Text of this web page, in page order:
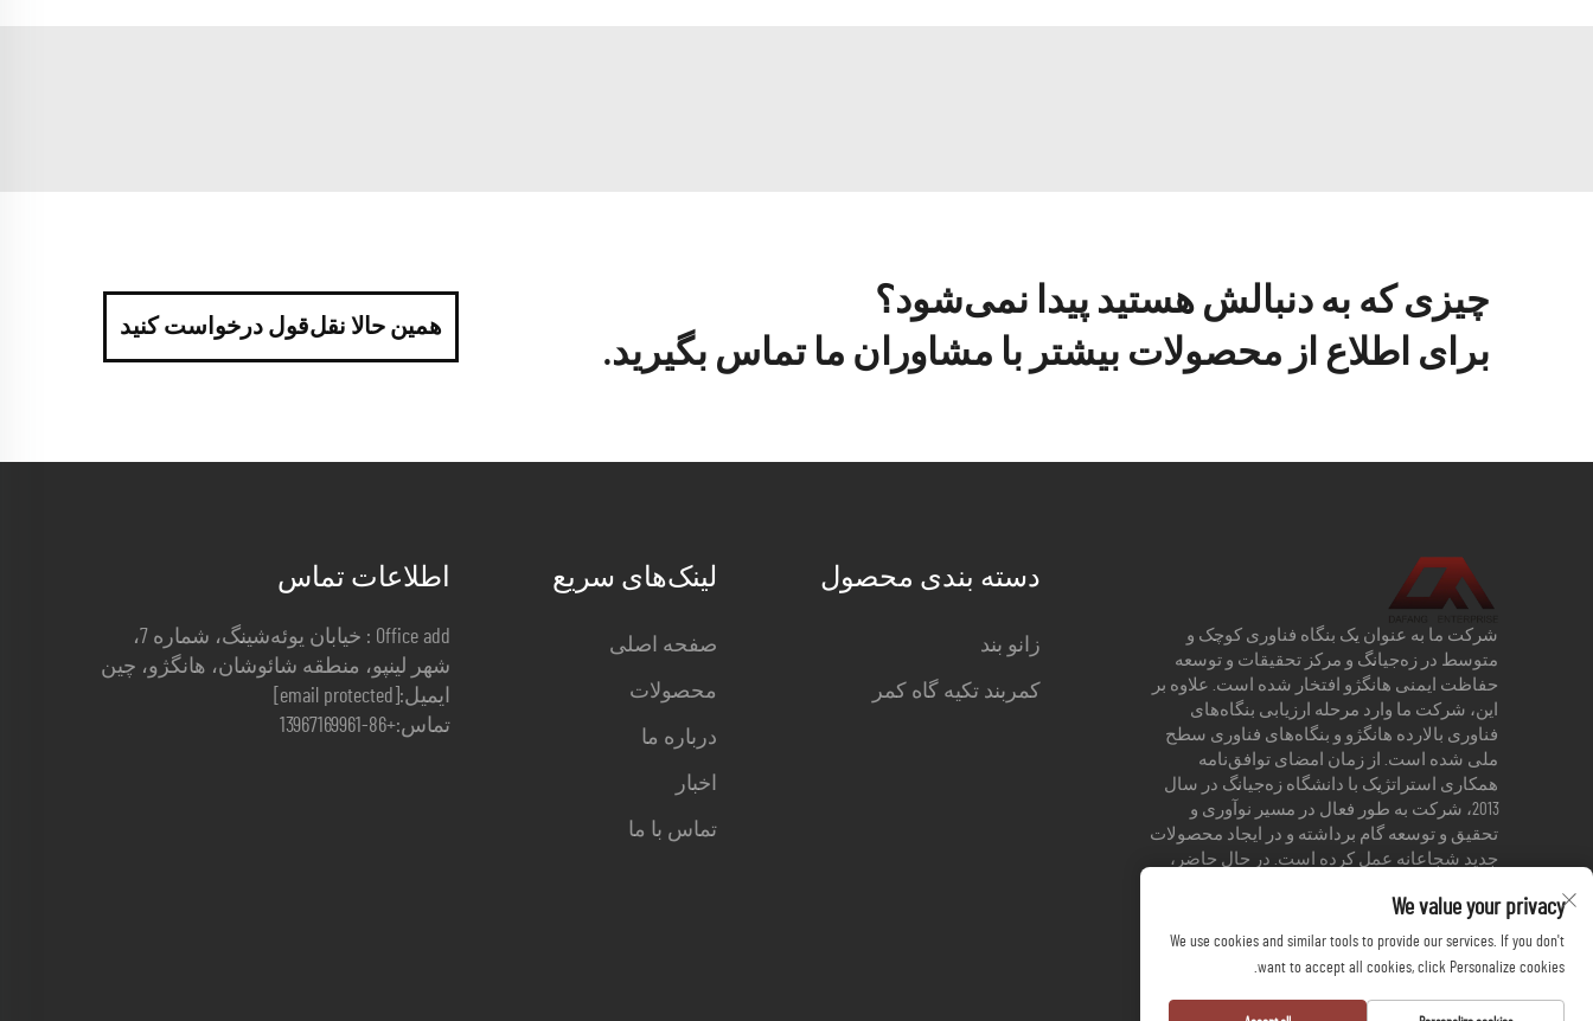
چیزی که به دنبالش هستید پیدا نمی‌شود؟
برای اطلاع از محصولات بیشتر با مشاوران ما تماس بگیرید.
همین حالا نقل‌قول درخواست کنید
شرکت ما به عنوان یک بنگاه فناوری کوچک و
متوسط در زه‌جیانگ و مرکز تحقیقات و توسعه
حفاظت ایمنی هانگژو افتخار شده است. علاوه بر
این، شرکت ما وارد مرحله ارزیابی بنگاه‌های
فناوری بالارده هانگژو و بنگاه‌های فناوری سطح
ملی شده است. از زمان امضای توافق‌نامه
همکاری استراتژیک با دانشگاه زه‌جیانگ در سال
2013، شرکت به طور فعال در مسیر نوآوری و
تحقیق و توسعه گام برداشته و در ایجاد محصولات
جدید شجاعانه عمل کرده است. در حال حاضر،
است.
دسته بندی محصول
زانو بند
کمربند تکیه گاه کمر
لینک‌های سریع
صفحه اصلی
محصولات
درباره ما
اخبار
تماس با ما
اطلاعات تماس
Office add : خیابان یوئه‌شینگ، شماره 7،
شهر لینپو، منطقه شائوشان، هانگژو، چین
ایمیل:
تماس:+86-13967169961
We value your privacy
We use cookies and similar tools to provide our services. If you don't
want to accept all cookies, click Personalize cookies.